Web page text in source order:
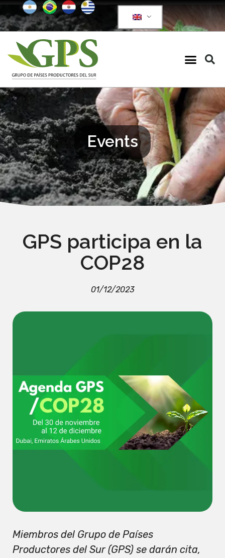
Events
GPS participa en la
COP28
01/12/2023
Miembros del Grupo de Países
Productores del Sur (GPS) se darán cita,